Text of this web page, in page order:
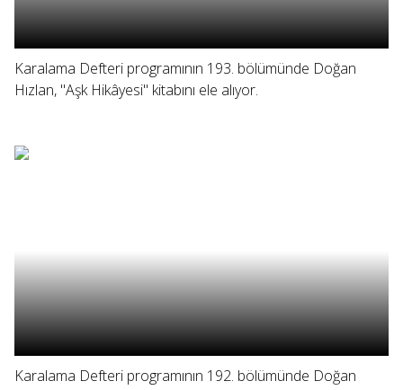
Karalama Defteri programının 193. bölümünde Doğan
Hızlan, "Aşk Hikâyesi" kitabını ele alıyor.
Karalama Defteri programının 192. bölümünde Doğan